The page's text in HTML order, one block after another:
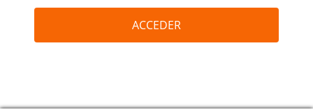
ACCEDER